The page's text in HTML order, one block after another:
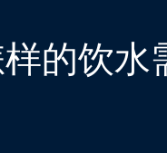
的饮